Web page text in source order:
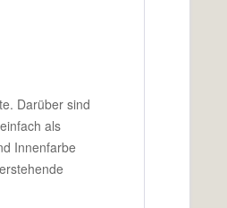
Darüber sind
als
Innenfarbe